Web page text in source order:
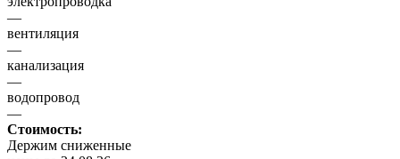
—
вентиляция
—
канализация
—
водопровод
—
Стоимость:
Держим сниженные